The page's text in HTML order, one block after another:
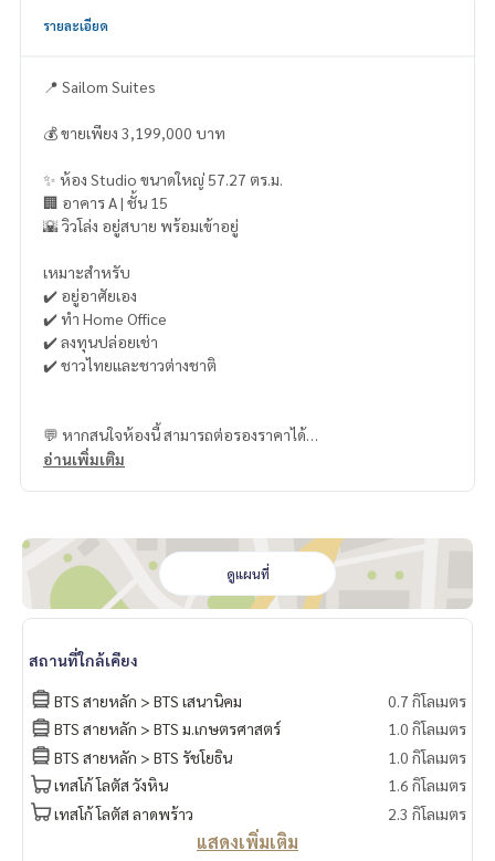
รายละเอียด
📍 Sailom Suites
💰 ขายเพียง 3,199,000 บาท
✨ ห้อง Studio ขนาดใหญ่ 57.27 ตร.ม.
🏢 อาคาร A | ชั้น 15
🌇 วิวโล่ง อยู่สบาย พร้อมเข้าอยู่
เหมาะสำหรับ
✔️ อยู่อาศัยเอง
✔️ ทำ Home Office
✔️ ลงทุนปล่อยเช่า
✔️ ชาวไทยและชาวต่างชาติ
💬 หากสนใจห้องนี้ สามารถต่อรองราคาได้
#SailomSuites #สุขุมวิท #คอนโดสุขุมวิท #คอนโดมือสอง #คอ
นโดราคาดี #คอนโดพร้อมอยู่ #ลงทุนอสังหา #BangkokPrimePr
operty #BPP #CondoForSale #สุขุมวิทซอยต้นๆ #BTSสุขุมวิท
อ่านเพิ่มเติม
ดูแผนที่
สถานที่ใกล้เคียง
BTS สายหลัก > BTS เสนานิคม
0.7 กิโลเมตร
BTS สายหลัก > BTS ม.เกษตรศาสตร์
1.0 กิโลเมตร
BTS สายหลัก > BTS รัชโยธิน
1.0 กิโลเมตร
เทสโก้ โลตัส วังหิน
1.6 กิโลเมตร
เทสโก้ โลตัส ลาดพร้าว
2.3 กิโลเมตร
แสดงเพิ่มเติม